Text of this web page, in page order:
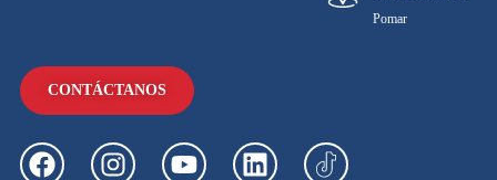
Pomar
CONTÁCTANOS